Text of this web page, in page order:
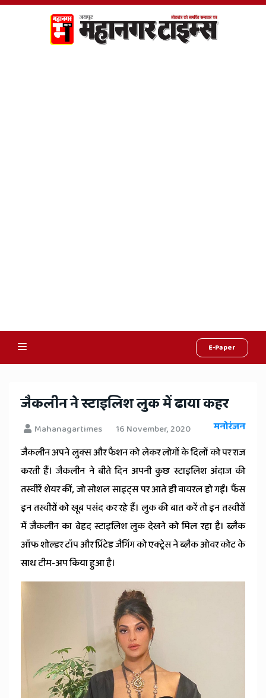
E-Paper
Hindi
News,
Hindi
Samachar,
Jaipur
Rajasthan
News
जैकलीन ने स्टाइलिश लुक में ढाया कहर
Mahanagartimes 16 November, 2020
मनोरंजन
जैकलीन अपने लुक्स और फैशन को लेकर लोगों के दिलों को पर राज
करती हैं। जैकलीन ने बीते दिन अपनी कुछ स्टाइलिश अंदाज की
तस्वीरें शेयर कीं, जो सोशल साइट्स पर आते ही वायरल हो गईं। फैंस
इन तस्वीरों को खूब पसंद कर रहे हैं। लुक की बात करें तो इन तस्वीरों
में जैकलीन का बेहद स्टाइलिश लुक देखने को मिल रहा है। ब्लैक
ऑफ शोल्डर टॉप और प्रिंटेड जैगिंग को एक्ट्रेस ने ब्लैक ओवर कोट के
साथ टीम-अप किया हुआ है।